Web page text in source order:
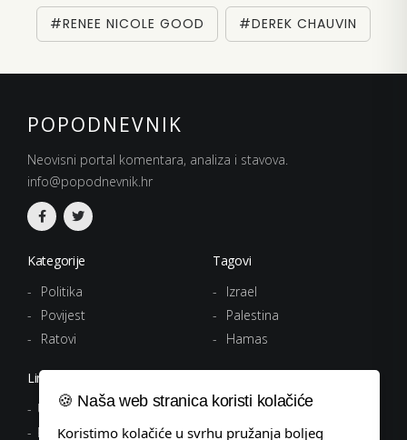
#RENEE NICOLE GOOD #DEREK CHAUVIN
POPODNEVNIK
Neovisni portal komentara, analiza i stavova.
info@popodnevnik.hr
Kategorije
Politika
Povijest
Ratovi
Tagovi
Izrael
Palestina
Hamas
Linkovi
Uvjeti korištenja
Politika privatnosti
🍪 Naša web stranica koristi kolačiće
Koristimo kolačiće u svrhu pružanja boljeg